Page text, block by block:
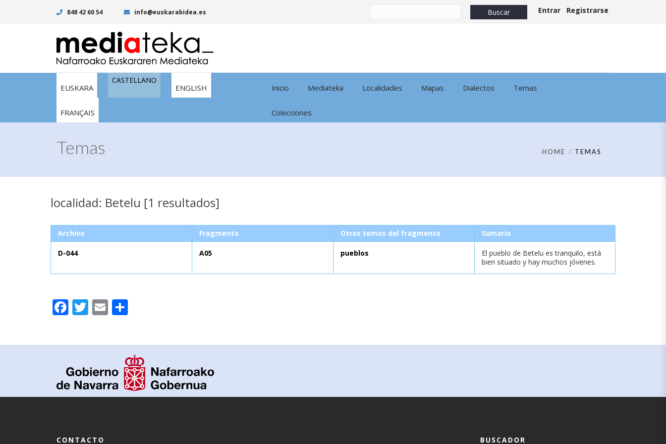
848 42 60 54 info@euskarabidea.es Entrar Registrarse
EUSKARA
CASTELLANO
ENGLISH
FRANÇAIS
Inicio Mediateka Localidades Mapas Dialectos Temas
Colecciones
Temas HOME TEMAS
localidad: Betelu [1 resultados]
Archivo Fragmento Otros temas del fragmento Sumario
D-044 A05 pueblos
El pueblo de Betelu es tranquilo, está
bien situado y hay muchos jóvenes.
Facebook
Twitter
Email
CONTACTO BUSCADOR